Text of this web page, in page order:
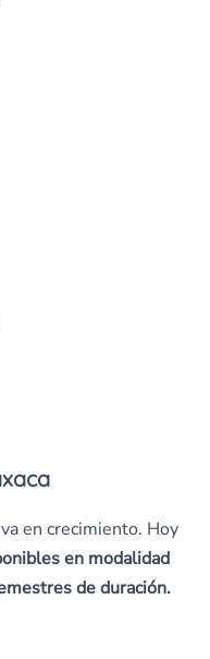
en crecimiento. Hoy
en modalidad
de duración.